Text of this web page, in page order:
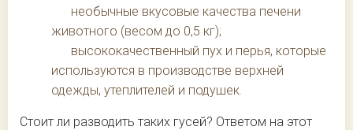
необычные вкусовые качества печени
животного (весом до 0,5 кг);
высококачественный пух и перья, которые
используются в производстве верхней
одежды, утеплителей и подушек.
Стоит ли разводить таких гусей? Ответом на этот